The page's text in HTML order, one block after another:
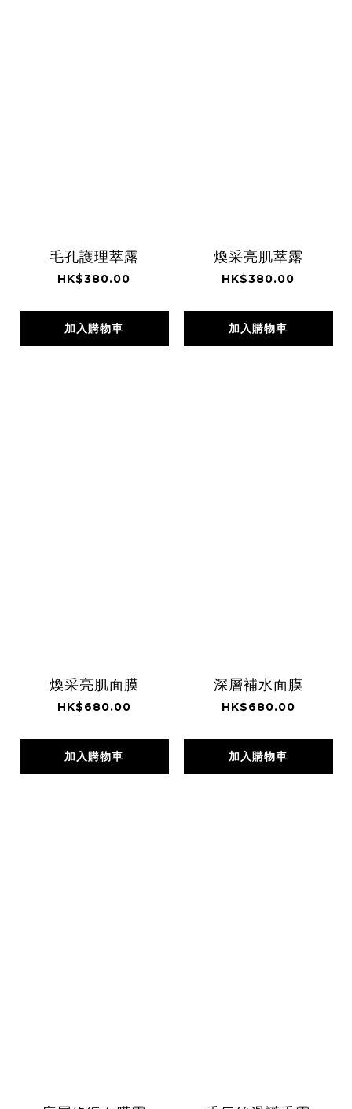
毛孔護理萃露
HK$380.00
加入購物車
煥采亮肌萃露
HK$380.00
加入購物車
煥采亮肌面膜
HK$680.00
加入購物車
深層補水面膜
HK$680.00
加入購物車